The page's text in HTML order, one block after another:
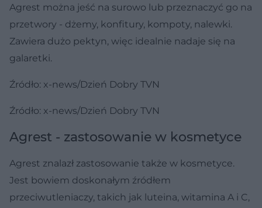
Agrest można jeść na surowo lub przeznaczyć go na
przetwory - dżemy, konfitury, kompoty, nalewki.
Zawiera dużo pektyn, więc idealnie nadaje się na
galaretki.
Źródło: x-news/Dzień Dobry TVN
Źródło: x-news/Dzień Dobry TVN
Agrest - zastosowanie w kosmetyce
Agrest znalazł zastosowanie także w kosmetyce.
Jest bowiem doskonałym źródłem
przeciwutleniaczy, takich jak luteina, witamina A i C,